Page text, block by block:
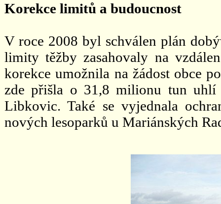
Korekce limitů a budoucnost
V roce 2008 byl schválen plán
limity těžby zasahovaly na
korekce umožnila na žádost obce
zde přišla o 31,8 milionu tun uhlí
Libkovic. Také se vyjednala
nových lesoparků u Mariánských